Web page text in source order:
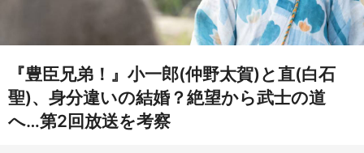
『豊臣兄弟！』小一郎(仲野太賀)と直(白石
聖)、身分違いの結婚？絶望から武士の道
へ…第2回放送を考察